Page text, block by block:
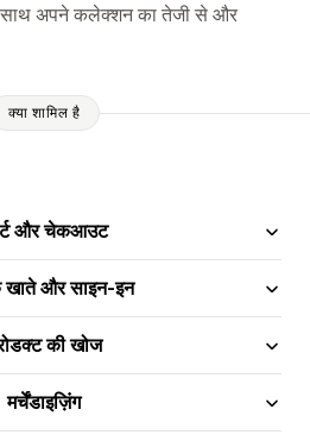
अपने कलेक्शन का तेजी से और
क्या शामिल है
और चेकआउट
खाते और साइन-इन
की खोज
मर्चेंडाइज़िंग